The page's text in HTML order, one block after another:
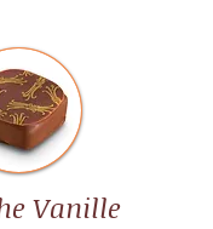
Vanille